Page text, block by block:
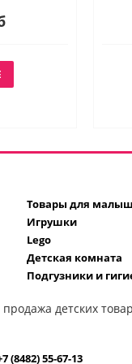
Товары для
Игрушки
Lego
Детская комната
Подгузники и
детских
(8482) 55-67-13